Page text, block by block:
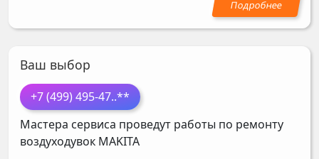
Ваш выбор
+7 (499) 495-47..**
Мастера сервиса проведут работы по ремонту
воздуходувок MAKITA